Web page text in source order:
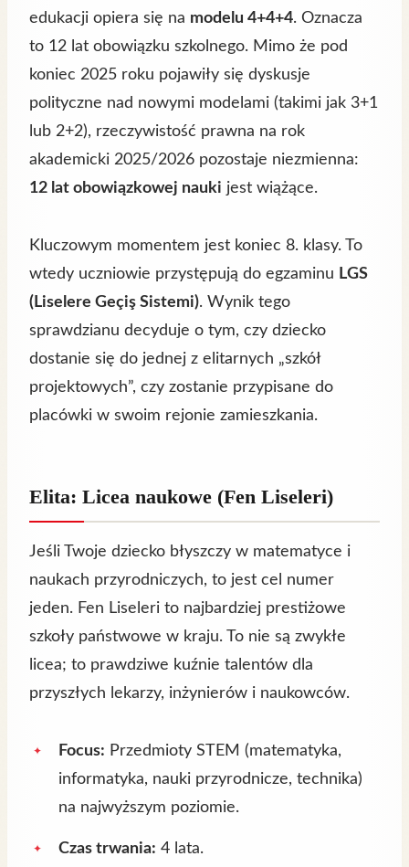
edukacji opiera się na modelu 4+4+4. Oznacza
to 12 lat obowiązku szkolnego. Mimo że pod
koniec 2025 roku pojawiły się dyskusje
polityczne nad nowymi modelami (takimi jak 3+1
lub 2+2), rzeczywistość prawna na rok
akademicki 2025/2026 pozostaje niezmienna:
12 lat obowiązkowej nauki jest wiążące.
Kluczowym momentem jest koniec 8. klasy. To
wtedy uczniowie przystępują do egzaminu LGS
(Liselere Geçiş Sistemi). Wynik tego
sprawdzianu decyduje o tym, czy dziecko
dostanie się do jednej z elitarnych „szkół
projektowych”, czy zostanie przypisane do
placówki w swoim rejonie zamieszkania.
Elita: Licea naukowe (Fen Liseleri)
Jeśli Twoje dziecko błyszczy w matematyce i
naukach przyrodniczych, to jest cel numer
jeden. Fen Liseleri to najbardziej prestiżowe
szkoły państwowe w kraju. To nie są zwykłe
licea; to prawdziwe kuźnie talentów dla
przyszłych lekarzy, inżynierów i naukowców.
Focus: Przedmioty STEM (matematyka,
informatyka, nauki przyrodnicze, technika)
na najwyższym poziomie.
Czas trwania: 4 lata.